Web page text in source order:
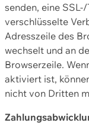
senden, eine
verschlüsselte
Adresszeile des
wechselt und an
Browserzeile.
aktiviert ist,
nicht von Dritten